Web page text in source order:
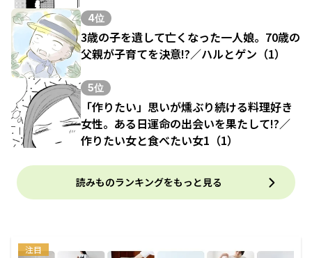
4位
3歳の子を遺して亡くなった一人娘。70歳の
父親が子育てを決意!?／ハルとゲン（1）
5位
「作りたい」思いが燻ぶり続ける料理好き
女性。ある日運命の出会いを果たして!?／
作りたい女と食べたい女1（1）
読みものランキングをもっと見る
注目